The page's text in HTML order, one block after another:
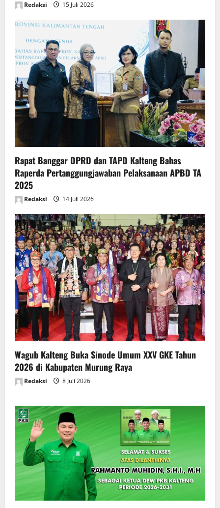
Redaksi 15 Juli 2026
Rapat Banggar DPRD dan TAPD Kalteng Bahas
Raperda Pertanggungjawaban Pelaksanaan APBD TA
2025
Redaksi 14 Juli 2026
Wagub Kalteng Buka Sinode Umum XXV GKE Tahun
2026 di Kabupaten Murung Raya
Redaksi 8 Juli 2026